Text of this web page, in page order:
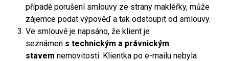
případě porušení smlouvy ze strany makléřky, může
zájemce podat výpověď a tak odstoupit od smlouvy.
Ve smlouvě je napsáno, že klient je
seznámen s technickým a právnickým
stavem nemovitosti. Klientka po e-mailu nebyla